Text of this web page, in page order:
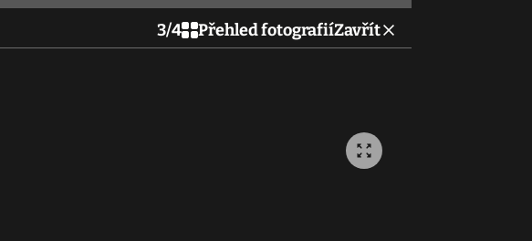
3/4 Přehled fotografiíZavřít